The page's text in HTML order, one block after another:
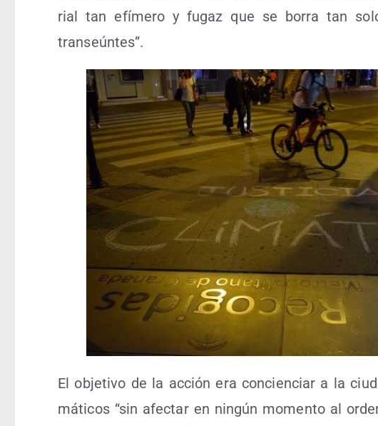
rial tan efí­me­ro y fugaz que se borra tan
transeúntes”.
El obje­ti­vo de la acción era con­cien­ciar a la
má­ti­cos “sin afec­tar en nin­gún momen­to al